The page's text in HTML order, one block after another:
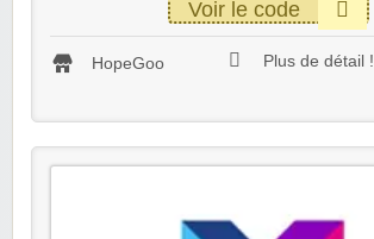
Voir le code
HopeGoo Plus de détail !